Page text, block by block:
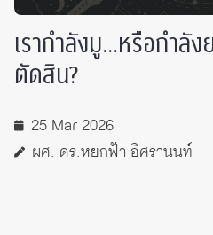
เรากำลังมู…หรือกำลัง
ตัดสิน?
25 Mar 2026
ผศ. ดร.หยกฟ้า อิศรานนท์